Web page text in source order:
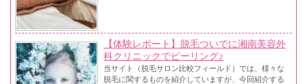
【体験レポート】脱毛ついでに湘南美容外
科クリニックでピーリング♪
当サイト（脱毛サロン比較フィールド）では、様々な
脱毛に関するものを紹介していますが、今回紹介する